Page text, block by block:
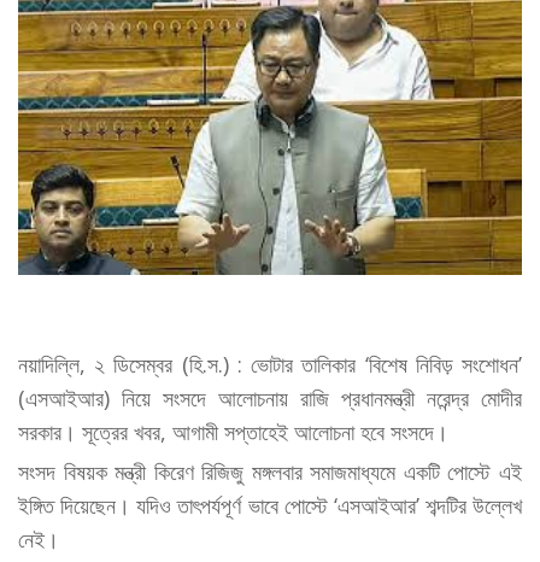
নয়াদিল্লি, ২ ডিসেম্বর (হি.স.) : ভোটার তালিকার ‘বিশেষ নিবিড় সংশোধন’
(এসআইআর) নিয়ে সংসদে আলোচনায় রাজি প্রধানমন্ত্রী নরেন্দ্র মোদীর
সরকার। সূত্রের খবর, আগামী সপ্তাহেই আলোচনা হবে সংসদে।
সংসদ বিষয়ক মন্ত্রী কিরেণ রিজিজু মঙ্গলবার সমাজমাধ্যমে একটি পোস্টে এই
ইঙ্গিত দিয়েছেন। যদিও তাৎপর্যপূর্ণ ভাবে পোস্টে ‘এসআইআর’ শব্দটির উল্লেখ
নেই।